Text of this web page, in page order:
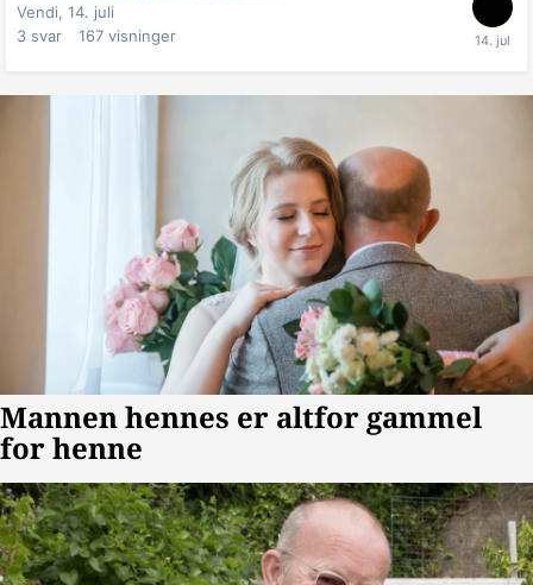
Vendi, 14. juli
3 svar 167 visninger